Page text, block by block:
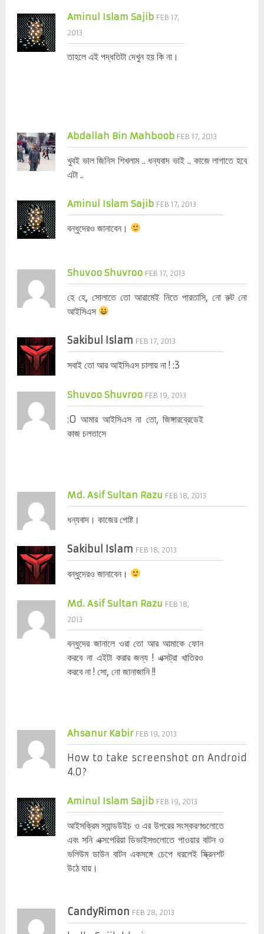
Aminul Islam Sajib FEB 17,
2013
তাহলে এই পদ্ধতিটা দেখুন হয় কি না।
Abdallah Bin Mahboob FEB 17, 2013
খুবই ভাল জিনিস শিখলাম .. ধন্যবাদ ভাই .. কাজে লাগাতে হবে
এটা ..
Aminul Islam Sajib FEB 17, 2013
বন্ধুদেরও জানাবেন।
Shuvoo Shuvroo FEB 17, 2013
হে হে, সোলাতে তো আরামেই নিতে পারতাসি, নো রুট নো
আইসিএস
Sakibul Islam FEB 17, 2013
সবাই তো আর আইসিএস চালায় না ! :3
Shuvoo Shuvroo FEB 19, 2013
:O আমার আইসিএস না তো, জিঙ্গারব্রেডেই
কাজ চলতাসে
Md. Asif Sultan Razu FEB 18, 2013
ধন্যবাদ। কাজের পোষ্ট।
Sakibul Islam FEB 18, 2013
বন্ধুদেরও জানাবেন।
Md. Asif Sultan Razu FEB 18,
2013
বন্ধুদের জানালে ওরা তো আর আমাকে ফোন
করবে না এইটা করার জন্য ! এক্সট্রা খাতিরও
করবে না ! সো, নো জানাজানি !!
Ahsanur Kabir FEB 19, 2013
How to take screenshot on Android
4.0?
Aminul Islam Sajib FEB 19, 2013
আইসক্রিম স্যান্ডউইচ ও এর উপরের সংস্করণগুলোতে
এবং সনি এক্সপেরিয়া ডিভাইসগুলোতে পাওয়ার বাটন ও
ভলিউম ডাউন বাটন একসঙ্গে চেপে ধরলেই স্ক্রিনশট
উঠে যায়।
CandyRimon FEB 28, 2013